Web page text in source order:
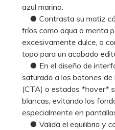
azul marino.
● Contrasta su matiz
fríos como aqua o menta
excesivamente dulce, o
topo para un acabado
● En el diseño de
saturado a los botones de
(CTA) o estados *hover*
blancas, evitando los
especialmente en
● Valida el equilibrio y